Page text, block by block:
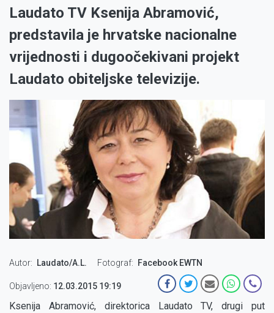
Laudato TV Ksenija Abramović,
predstavila je hrvatske nacionalne
vrijednosti i dugoočekivani projekt
Laudato obiteljske televizije.
Autor Laudato/A.L. Fotograf Facebook EWTN
Objavljeno: 12.03.2015 19:19
Ksenija Abramović, direktorica Laudato TV, drugi put